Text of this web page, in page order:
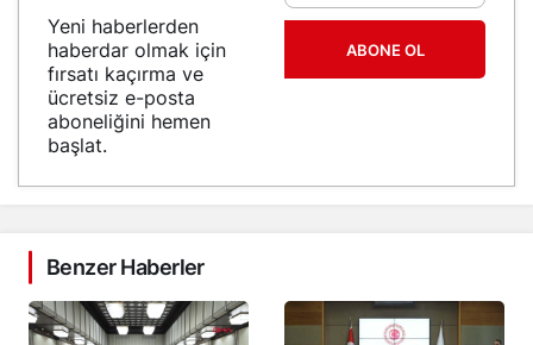
Yeni haberlerden
haberdar olmak için
fırsatı kaçırma ve
ücretsiz e-posta
aboneliğini hemen
başlat.
ABONE OL
Benzer Haberler